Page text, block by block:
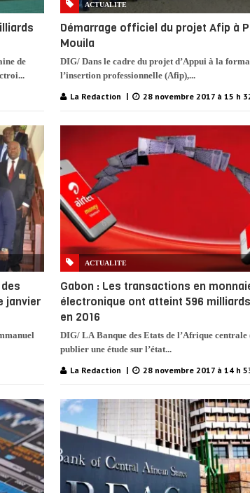
de
ACTUALITE
Démarrage officiel du projet Afip à
Mouila
DIG/ Dans le cadre du projet d’Appui à la
l’insertion professionnelle (Afip),...
La Redaction
28 novembre 2017 à 15 h
janvier
ACTUALITE
Gabon : Les transactions en
électronique ont atteint 596
en 2016
DIG/ LA Banque des Etats de l’Afrique centrale
publier une étude sur l’état...
La Redaction
28 novembre 2017 à 14 h